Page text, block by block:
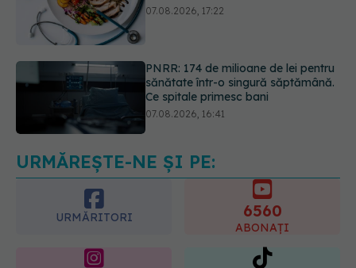
PNRR: 174 de milioane de lei pentru
sănătate într-o singură săptămână.
Ce spune culoarea ta preferată
despre vârsta pe care o ai. Care
este "codul cromatic" al generațiilor
URMĂREȘTE-NE ȘI PE:
URMĂRITORI 6560
ABONAȚI